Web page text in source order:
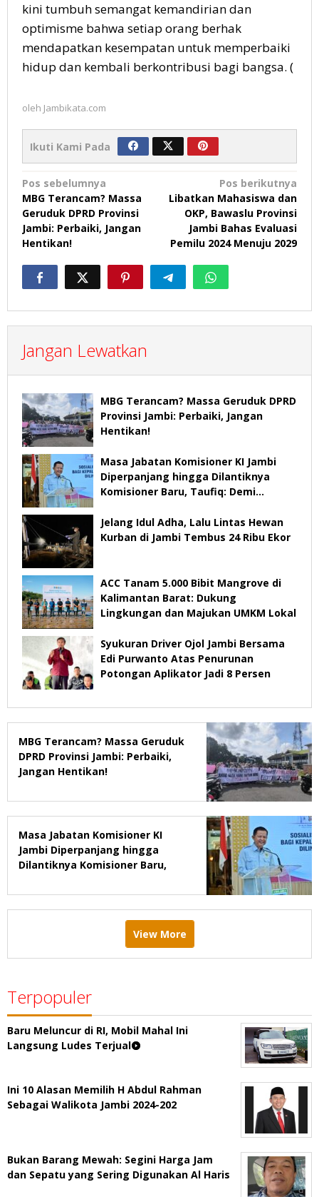
kini tumbuh semangat kemandirian dan
optimisme bahwa setiap orang berhak
mendapatkan kesempatan untuk memperbaiki
hidup dan kembali berkontribusi bagi bangsa. (
oleh Jambikata.com
Ikuti Kami Pada
Navigasi
pos
Pos sebelumnya
MBG Terancam? Massa
Geruduk DPRD Provinsi
Jambi: Perbaiki, Jangan
Hentikan!
Pos berikutnya
Libatkan Mahasiswa dan
OKP, Bawaslu Provinsi
Jambi Bahas Evaluasi
Pemilu 2024 Menuju 2029
Jangan Lewatkan
MBG Terancam? Massa Geruduk DPRD
Provinsi Jambi: Perbaiki, Jangan
Hentikan!
Masa Jabatan Komisioner KI Jambi
Diperpanjang hingga Dilantiknya
Komisioner Baru, Taufiq: Demi
Jelang Idul Adha, Lalu Lintas Hewan
Kurban di Jambi Tembus 24 Ribu Ekor
ACC Tanam 5.000 Bibit Mangrove di
Kalimantan Barat: Dukung
Lingkungan dan Majukan UMKM Lokal
Syukuran Driver Ojol Jambi Bersama
Edi Purwanto Atas Penurunan
Potongan Aplikator Jadi 8 Persen
MBG Terancam? Massa Geruduk
DPRD Provinsi Jambi: Perbaiki,
Jangan Hentikan!
Masa Jabatan Komisioner KI
Jambi Diperpanjang hingga
Dilantiknya Komisioner Baru,
Pelayanan
View More
Terpopuler
Baru Meluncur di RI, Mobil Mahal Ini
Langsung Ludes Terjual
Ini 10 Alasan Memilih H Abdul Rahman
Sebagai Walikota Jambi 2024-202
Bukan Barang Mewah: Segini Harga Jam
dan Sepatu yang Sering Digunakan Al Haris